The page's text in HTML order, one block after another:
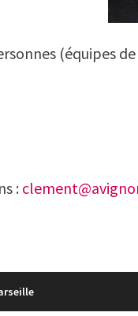
(équipes
: